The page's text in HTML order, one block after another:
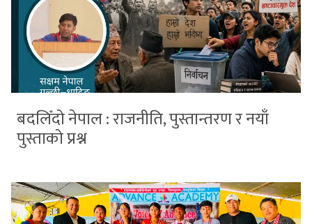
बदलिँदो नेपाल : राजनीति, पुस्तान्तरण र नयाँ
पुस्ताको प्रश्न